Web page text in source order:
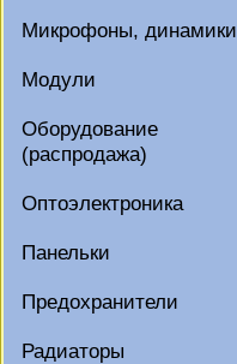
Микрофоны, динамики
Модули
Оборудование
(распродажа)
Оптоэлектроника
Панельки
Предохранители
Радиаторы